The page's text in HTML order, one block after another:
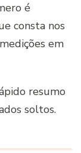
é
consta nos
em
resumo
soltos.